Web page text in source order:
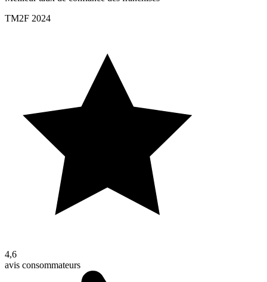
TM2F 2024
4,6
avis consommateurs